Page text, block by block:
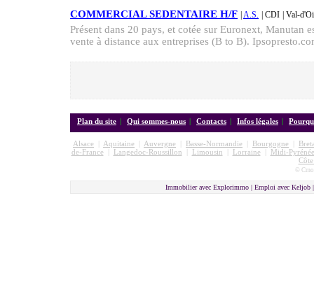
COMMERCIAL SEDENTAIRE H/F A.S. | CDI | Val-
Présent dans 20 pays, et cotée sur Euronext, Manutan
vente à distance aux entreprises (B to B).
Plan du site | Qui sommes-nous | Contacts | Infos légales |
Alsace Aquitaine Auvergne Basse-Normandie Bourgogne
de-France| Langedoc-Roussillon Limousin Lorraine|
Midi-
©
Immobilier avec Explorimmo | Emploi avec Keljob